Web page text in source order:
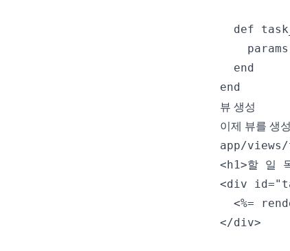
def
  end
end
뷰 생성
이제 뷰를 생
app/
<h1>할 일
<div
<%=
</div>